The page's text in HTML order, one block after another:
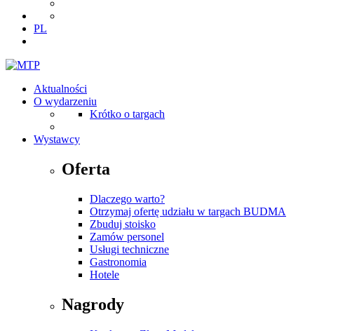
PL
Aktualności
O wydarzeniu
Krótko o targach
Wystawcy
Oferta
Dlaczego warto?
Otrzymaj ofertę udziału w targach BUDMA
Zbuduj stoisko
Zamów personel
Usługi techniczne
Gastronomia
Hotele
Nagrody